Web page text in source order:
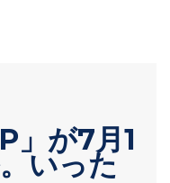
」が7月1
いった